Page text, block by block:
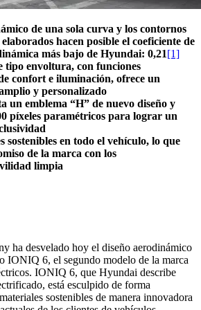
de una sola curva y los contornos
hacen posible el coeficiente de
más bajo de Hyundai: 0,21[1]
envoltura, con funciones
confort e iluminación, ofrece un
y personalizado
un emblema “H” de nuevo diseño y
píxeles paramétricos para lograr un
sostenibles en todo el vehículo, lo que
de la marca con los
limpia
ha desvelado hoy el diseño aerodinámico
IONIQ 6, el segundo modelo de la marca
IONIQ 6, que Hyundai describe
está esculpido de forma
sostenibles de manera innovadora